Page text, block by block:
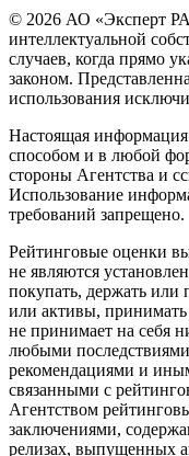
© 2026 АО «Эксперт
интеллектуальной
случаев, когда прямо
законом.
использования
Настоящая
способом и в любой
стороны Агентства и
Использование
требований запрещено.
Рейтинговые оценки
не являются
покупать, держать или
или активы,
не принимает на себя
любыми
рекомендациями и
связанными с
Агентством
заключениями,
релизах, выпущенных